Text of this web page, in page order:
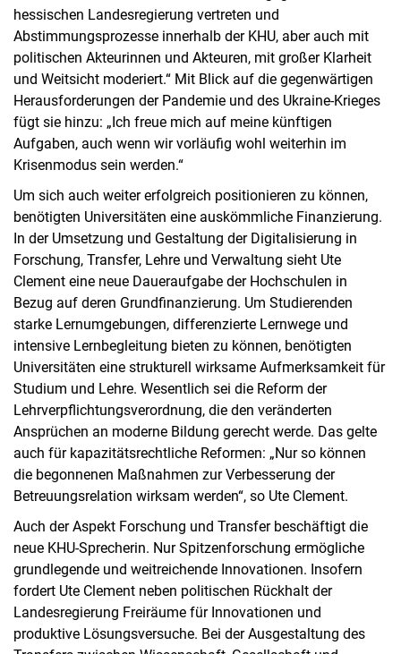
hessischen Landesregierung vertreten und
Abstimmungsprozesse innerhalb der KHU, aber auch mit
politischen Akteurinnen und Akteuren, mit großer Klarheit
und Weitsicht moderiert.“ Mit Blick auf die gegenwärtigen
Herausforderungen der Pandemie und des Ukraine-Krieges
fügt sie hinzu: „Ich freue mich auf meine künftigen
Aufgaben, auch wenn wir vorläufig wohl weiterhin im
Krisenmodus sein werden.“
Um sich auch weiter erfolgreich positionieren zu können,
benötigten Universitäten eine auskömmliche Finanzierung.
In der Umsetzung und Gestaltung der Digitalisierung in
Forschung, Transfer, Lehre und Verwaltung sieht Ute
Clement eine neue Daueraufgabe der Hochschulen in
Bezug auf deren Grundfinanzierung. Um Studierenden
starke Lernumgebungen, differenzierte Lernwege und
intensive Lernbegleitung bieten zu können, benötigten
Universitäten eine strukturell wirksame Aufmerksamkeit für
Studium und Lehre. Wesentlich sei die Reform der
Lehrverpflichtungsverordnung, die den veränderten
Ansprüchen an moderne Bildung gerecht werde. Das gelte
auch für kapazitätsrechtliche Reformen: „Nur so können
die begonnenen Maßnahmen zur Verbesserung der
Betreuungsrelation wirksam werden“, so Ute Clement.
Auch der Aspekt Forschung und Transfer beschäftigt die
neue KHU-Sprecherin. Nur Spitzenforschung ermögliche
grundlegende und weitreichende Innovationen. Insofern
fordert Ute Clement neben politischen Rückhalt der
Landesregierung Freiräume für Innovationen und
produktive Lösungsversuche. Bei der Ausgestaltung des